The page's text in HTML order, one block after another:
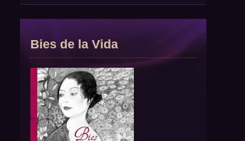
Bies de la Vida